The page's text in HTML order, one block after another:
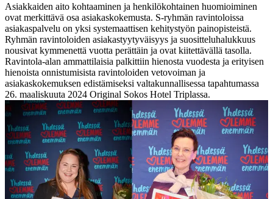
Asiakkaiden aito kohtaaminen ja henkilökohtainen huomioiminen
ovat merkittävä osa asiakaskokemusta. S-ryhmän ravintoloissa
asiakaspalvelu on yksi systemaattisen kehitystyön painopisteistä.
Ryhmän ravintoloiden asiakastyytyväisyys ja suositteluhalukkuus
nousivat kymmenettä vuotta perättäin ja ovat kiitettävällä tasolla.
Ravintola-alan ammattilaisia palkittiin hienosta vuodesta ja erityisen
hienoista onnistumisista ravintoloiden vetovoiman ja
asiakaskokemuksen edistämiseksi valtakunnallisessa tapahtumassa
26. maaliskuuta 2024 Original Sokos Hotel Triplassa.